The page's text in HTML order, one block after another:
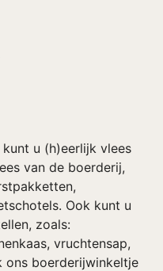
u (h)eerlijk vlees
van de boerderij,
Ook kunt u
zoals:
vruchtensap,
ons boerderijwinkeltje